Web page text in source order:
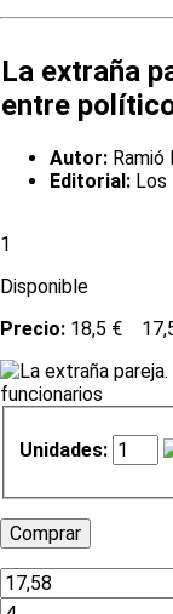
La extraña
entre
Autor: Ramió
Editorial: Los
1
Disponible
Precio: 18,5 €
Unidades: